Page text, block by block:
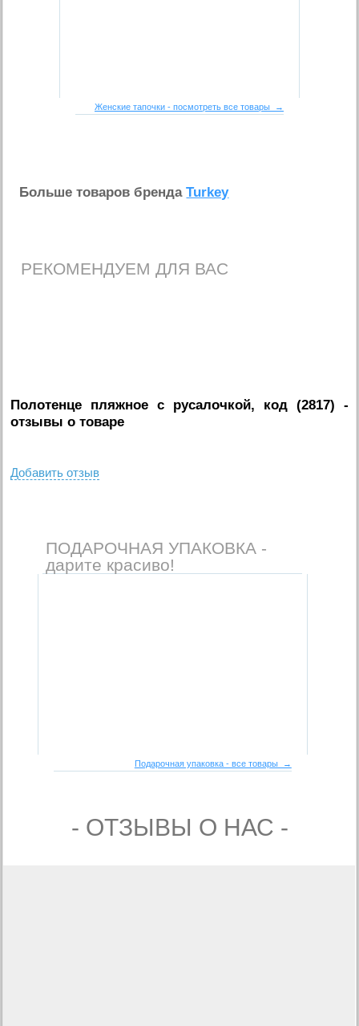
Женские тапочки - посмотреть все товары →
Больше товаров брендаTurkey
РЕКОМЕНДУЕМ ДЛЯ ВАС
Полотенце пляжное с русалочкой, код (2817) -
отзывы о товаре
Добавить отзыв
ПОДАРОЧНАЯ УПАКОВКА -
дарите красиво!
Подарочная упаковка - все товары →
- ОТЗЫВЫ О НАС -